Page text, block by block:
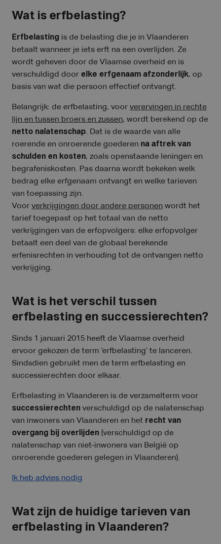
Wat is erfbelasting?
Erfbelasting is de belasting die je in Vlaanderen
betaalt wanneer je iets erft na een overlijden. Ze
wordt geheven door de Vlaamse overheid en is
verschuldigd door elke erfgenaam afzonderlijk, op
basis van wat die persoon effectief ontvangt.
Belangrijk: de erfbelasting, voor verervingen in rechte
lijn en tussen broers en zussen, wordt berekend op de
netto nalatenschap. Dat is de waarde van alle
roerende en onroerende goederen na aftrek van
schulden en kosten, zoals openstaande leningen en
begrafeniskosten. Pas daarna wordt bekeken welk
bedrag elke erfgenaam ontvangt en welke tarieven
van toepassing zijn.
Voor verkrijgingen door andere personen wordt het
tarief toegepast op het totaal van de netto
verkrijgingen van de erfopvolgers: elke erfopvolger
betaalt een deel van de globaal berekende
erfenisrechten in verhouding tot de ontvangen netto
verkrijging.
Wat is het verschil tussen
erfbelasting en successierechten?
Sinds 1 januari 2015 heeft de Vlaamse overheid
ervoor gekozen de term ‘erfbelasting’ te lanceren.
Sindsdien gebruikt men de term erfbelasting en
successierechten door elkaar.
Erfbelasting in Vlaanderen is de verzamelterm voor
successierechten verschuldigd op de nalatenschap
van inwoners van Vlaanderen en het recht van
overgang bij overlijden (verschuldigd op de
nalatenschap van niet-inwoners van België op
onroerende goederen gelegen in Vlaanderen).
Ik heb advies nodig
Wat zijn de huidige tarieven van
erfbelasting in Vlaanderen?